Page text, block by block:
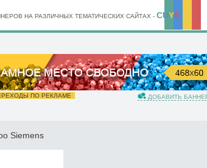
НА РАЗЛИЧНЫХ ТЕМАТИЧЕСКИХ САЙТАХ - CUYS
ПО РЕКЛАМЕ ДОБАВИТЬ
Siemens